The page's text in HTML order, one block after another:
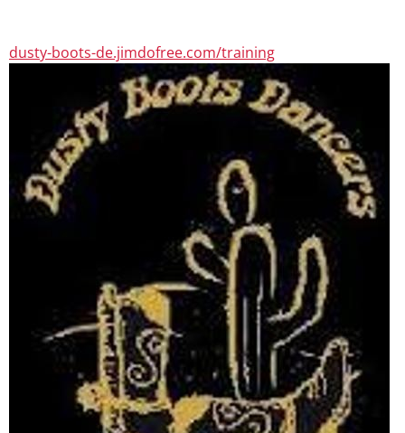
dusty-boots-de.jimdofree.com/training